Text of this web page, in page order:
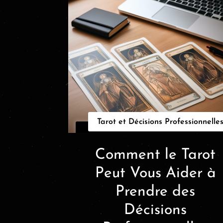
Tarot et Décisions Professionnelles
Comment le Tarot
Peut Vous Aider à
Prendre des
Décisions